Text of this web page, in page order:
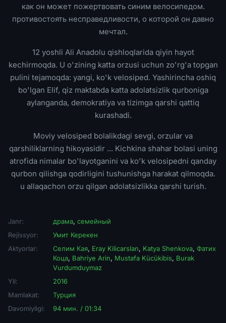
как он может пожертвовать синим велосипедом.
противостоять несправедливости, о которой он давно
мечтал.
12 yoshli Ali Anadolu qishloqlarida qiyin hayot
kechirmoqda. U o'zining katta orzusi uchun zo'rg'a topgan
pulini tejamoqda: yangi, ko'k velosiped. Yashirincha oshiq
bo'lgan Elif, qiz maktabda katta adolatsizlik qurboniga
aylanganda, demokratiya va tizimga qarshi qattiq
kurashadi.
Moviy velosiped bolalikdagi sevgi, orzular va
qarshiliklarning hikoyasidir ... Kichkina shahar bolasi uning
atrofida nimalar bo'layotganini va ko'k velosipedni qanday
qurbon qilishga qodirligini tushunishga harakat qilmoqda.
u allaqachon orzu qilgan adolatsizlikka qarshi turish.
Janr: драма, семейный
Rejissyor:
Умит Керекен
Aktyorlar:
Селим Кая, Eray Kilicarslan, Katya Shenkova, Фатих
Коца, Bahriye Arin, Mustafa Kücükibis, Burak
Vurdumduymaz
Yil:
2016
Mamlakat:
Турция
Davomiyligi:
94 мин. / 01:34